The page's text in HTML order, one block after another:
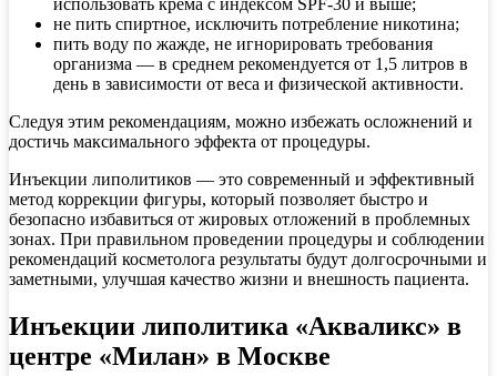
не пить спиртное, исключить потребление никотина;
пить воду по жажде, не игнорировать требования
организма — в среднем рекомендуется от 1,5 литров в
день в зависимости от веса и физической активности.
Следуя этим рекомендациям, можно избежать осложнений и
достичь максимального эффекта от процедуры.
Инъекции липолитиков — это современный и эффективный
метод коррекции фигуры, который позволяет быстро и
безопасно избавиться от жировых отложений в проблемных
зонах. При правильном проведении процедуры и соблюдении
рекомендаций косметолога результаты будут долгосрочными и
заметными, улучшая качество жизни и внешность пациента.
Инъекции липолитика «Акваликс» в
центре «Милан» в Москве